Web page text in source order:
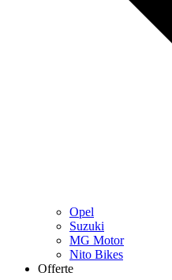
Opel
Suzuki
MG Motor
Nito Bikes
Offerte